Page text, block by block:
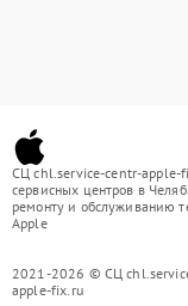
СЦ chl.service-centr-apple-
сервисных центров в
ремонту и обслуживанию
Apple
2021-2026 © СЦ
apple-fix.ru